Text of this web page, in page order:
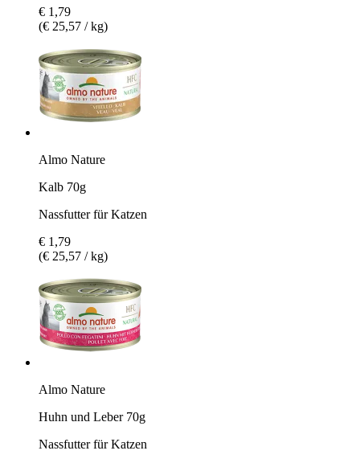
€ 1,79
(€ 25,57 / kg)
Almo Nature
Kalb 70g
Nassfutter für Katzen
€ 1,79
(€ 25,57 / kg)
Almo Nature
Huhn und Leber 70g
Nassfutter für Katzen